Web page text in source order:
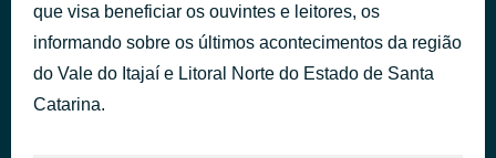
que visa beneficiar os ouvintes e leitores, os
informando sobre os últimos acontecimentos da região
do Vale do Itajaí e Litoral Norte do Estado de Santa
Catarina.